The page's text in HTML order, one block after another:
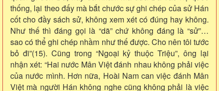
thống, lại theo đấy mà bắt chước sự ghi chép của sử Hán
cốt cho đầy sách sử, không xem xét có đúng hay không.
Như thế thì đáng gọi là “dã” chứ không đáng là “sử”…
sao có thể ghi chép nhầm như thế được. Cho nên tôi tước
bỏ đi”(15). Cũng trong “Ngoại kỷ thuộc Triệu”, ông lại
nhận xét: “Hai nước Mân Việt đánh nhau không phải việc
của nước mình. Hơn nữa, Hoài Nam can việc đánh Mân
Việt mà người Hán không nghe cũng không phải là việc